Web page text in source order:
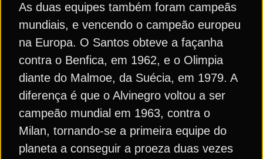
As duas equipes também foram campeãs
mundiais, e vencendo o campeão europeu
na Europa. O Santos obteve a façanha
contra o Benfica, em 1962, e o Olimpia
diante do Malmoe, da Suécia, em 1979. A
diferença é que o Alvinegro voltou a ser
campeão mundial em 1963, contra o
Milan, tornando-se a primeira equipe do
planeta a conseguir a proeza duas vezes